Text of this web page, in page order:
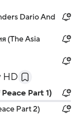
Dario And
(The Asia
HD
Part 1)
Part 2)